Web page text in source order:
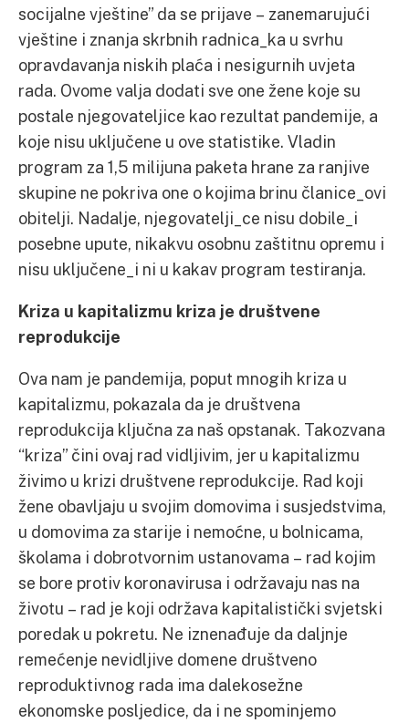
socijalne vještine” da se prijave – zanemarujući
vještine i znanja skrbnih radnica_ka u svrhu
opravdavanja niskih plaća i nesigurnih uvjeta
rada. Ovome valja dodati sve one žene koje su
postale njegovateljice kao rezultat pandemije, a
koje nisu uključene u ove statistike. Vladin
program za 1,5 milijuna paketa hrane za ranjive
skupine ne pokriva one o kojima brinu članice_ovi
obitelji. Nadalje, njegovatelji_ce nisu dobile_i
posebne upute, nikakvu osobnu zaštitnu opremu i
nisu uključene_i ni u kakav program testiranja.
Kriza u kapitalizmu kriza je društvene
reprodukcije
Ova nam je pandemija, poput mnogih kriza u
kapitalizmu, pokazala da je društvena
reprodukcija ključna za naš opstanak. Takozvana
“kriza” čini ovaj rad vidljivim, jer u kapitalizmu
živimo u krizi društvene reprodukcije. Rad koji
žene obavljaju u svojim domovima i susjedstvima,
u domovima za starije i nemoćne, u bolnicama,
školama i dobrotvornim ustanovama – rad kojim
se bore protiv koronavirusa i održavaju nas na
životu – rad je koji održava kapitalistički svjetski
poredak u pokretu. Ne iznenađuje da daljnje
remećenje nevidljive domene društveno
reproduktivnog rada ima dalekosežne
ekonomske posljedice, da i ne spominjemo